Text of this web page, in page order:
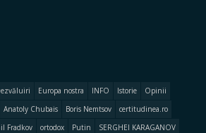
Europa nostra INFO Istorie
Opinii
Anatoly Chubais Boris Nemtsov
certitudinea.ro
Fradkov ortodox Putin
SERGHEI KARAGANOV